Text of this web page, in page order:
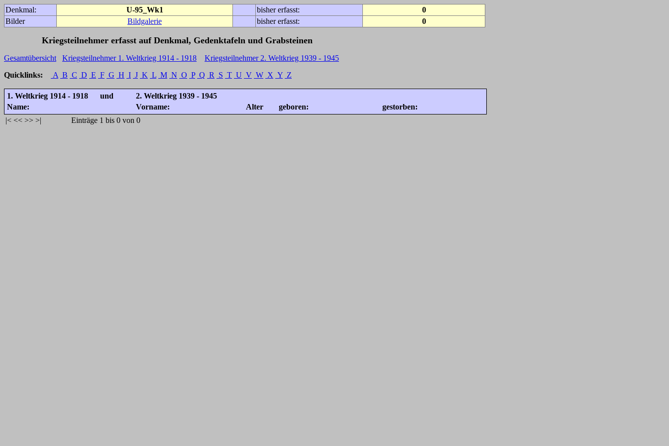
Denkmal: U-95_Wk1 bisher erfasst:
0
Bilder
Bildgalerie bisher erfasst: 0
Kriegsteilnehmer erfasst auf Denkmal, Gedenktafeln und Grabsteinen
Gesamtübersicht Kriegsteilnehmer 1. Weltkrieg 1914 - 1918
Kriegsteilnehmer 2. Weltkrieg 1939 - 1945
Quicklinks:
A B C D E F G H I J K L M N O P Q R S T U V W X Y Z
1. Weltkrieg 1914 - 1918 und
2. Weltkrieg 1939 - 1945
Name:
Vorname: Alter geboren:
gestorben:
|< << >> >| Einträge 1 bis 0 von 0